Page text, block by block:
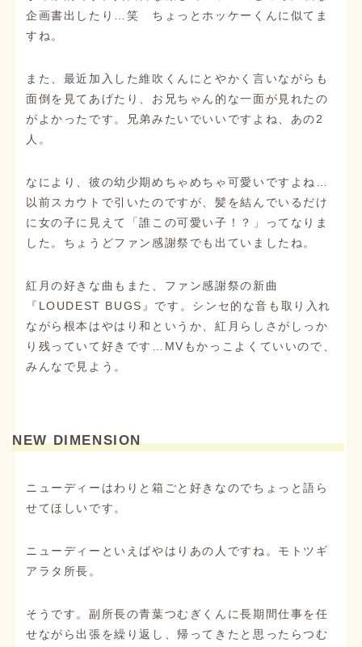
企画書出したり…笑 ちょっとホッケーくんに似てま
すね。
また、最近加入した維吹くんにとやかく言いながらも
面倒を見てあげたり、お兄ちゃん的な一面が見れたの
がよかったです。兄弟みたいでいいですよね、あの2
人。
なにより、彼の幼少期めちゃめちゃ可愛いですよね…
以前スカウトで引いたのですが、髪を結んでいるだけ
に女の子に見えて「誰この可愛い子！？」ってなりま
した。ちょうどファン感謝祭でも出ていましたね。
紅月の好きな曲もまた、ファン感謝祭の新曲
『LOUDEST BUGS』です。シンセ的な音も取り入れ
ながら根本はやはり和というか、紅月らしさがしっか
り残っていて好きです…MVもかっこよくていいので、
みんなで見よう。
NEW DIMENSION
ニューディーはわりと箱ごと好きなのでちょっと語ら
せてほしいです。
ニューディーといえばやはりあの人ですね。モトツギ
アラタ所長。
そうです。副所長の青葉つむぎくんに長期間仕事を任
せながら出張を繰り返し、帰ってきたと思ったらつむ